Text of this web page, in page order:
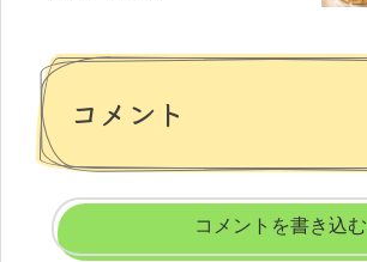
コメント
コメントを書き込む